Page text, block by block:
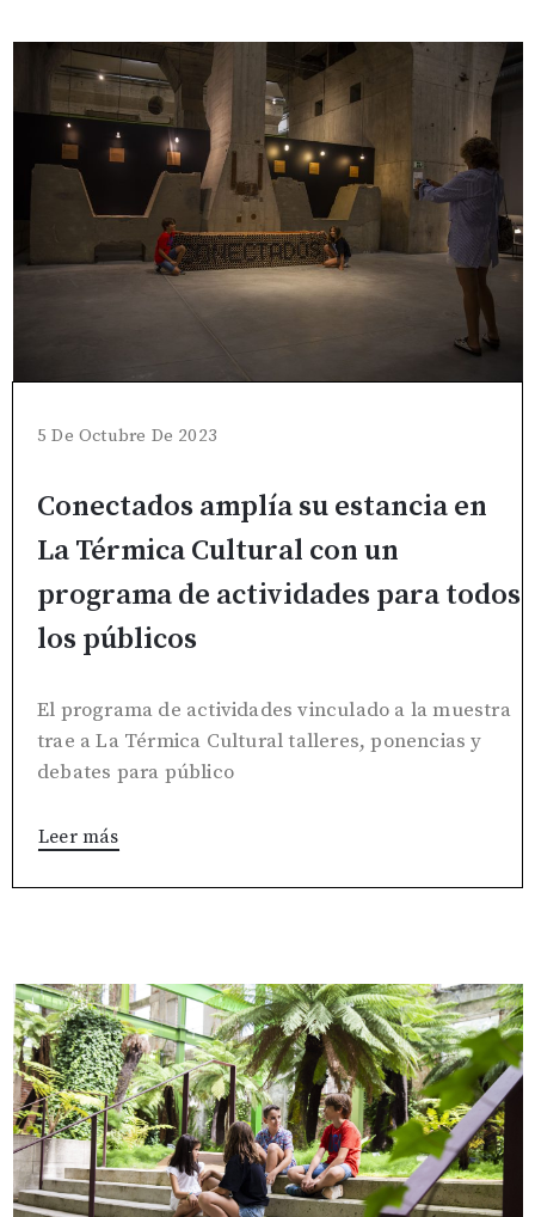
5 De Octubre De 2023
Conectados amplía su estancia en
La Térmica Cultural con un
programa de actividades para todos
los públicos
El programa de actividades vinculado a la muestra
trae a La Térmica Cultural talleres, ponencias y
debates para público
Leer más